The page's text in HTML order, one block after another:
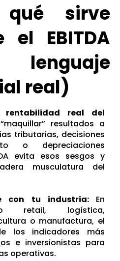
sirve
el EBITDA
real)
rentabilidad real del
illar” resultados a
tributarias, decisiones
o depreciaciones
evita esos sesgos y
musculatura del
con tu industria: En
retail, logística,
o manufactura, el
los indicadores más
e inversionistas para
operativas.